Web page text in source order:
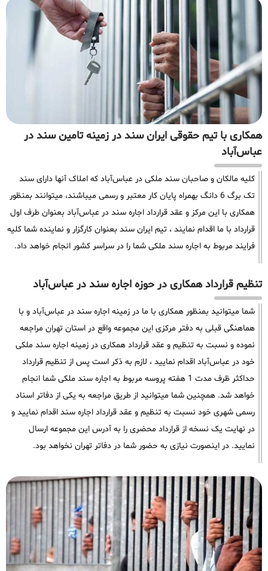
همکاری با تیم حقوقی ایران سند در زمینه تامین سند در
عباس‌آباد
کلیه مالکان و صاحبان سند ملکی در عباس‌آباد که املاک آنها دارای سند
تک برگ 6 دانگ بهمراه پایان کار معتبر و رسمی میباشند، میتوانند بمنظور
همکاری با این مرکز و عقد قرارداد اجاره سند در عباس‌آباد بعنوان طرف اول
قرارداد با ما اقدام نمایند ، تیم ایران سند بعنوان کارگزار و نماینده شما کلیه
فرایند مربوط به اجاره سند ملکی شما را در سراسر کشور انجام خواهد داد.
تنظیم قرارداد همکاری در حوزه اجاره سند در عباس‌آباد
شما میتوانید بمنظور همکاری با ما در زمینه اجاره سند در عباس‌آباد و با
هماهنگی قبلی به دفتر مرکزی این مجموعه واقع در استان تهران مراجعه
نموده و نسبت به تنظیم و عقد قرارداد همکاری در زمینه اجاره سند ملکی
خود در عباس‌آباد اقدام نمایید ، لازم به ذکر است پس از تنظیم قرارداد
حداکثر ظرف مدت 1 هفته پروسه مربوط به اجاره سند ملکی شما انجام
خواهد شد. همچنین شما میتوانید از طریق مراجعه به یکی از دفاتر اسناد
رسمی شهری خود نسبت به تنظیم و عقد قرارداد اجاره سند اقدام نمایید و
در نهایت یک نسخه از قرارداد محضری را به آدرس این مجموعه ارسال
نمایید. در اینصورت نیازی به حضور شما در دفاتر تهران نخواهد بود.